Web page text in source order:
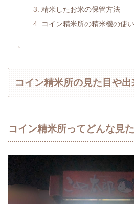
精米したお米の保管方法
コイン精米所の精米機の使
コイン精米所の見た目や
コイン精米所ってどんな見